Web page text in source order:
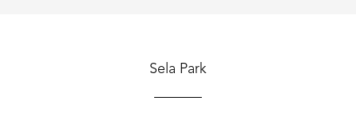
Sela Park